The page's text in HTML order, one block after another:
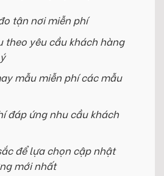
tận nơi miễn phí
theo yêu cầu khách hàng
mẫu miễn phí các mẫu
đáp ứng nhu cầu khách
để lựa chọn cập nhật
mới nhất